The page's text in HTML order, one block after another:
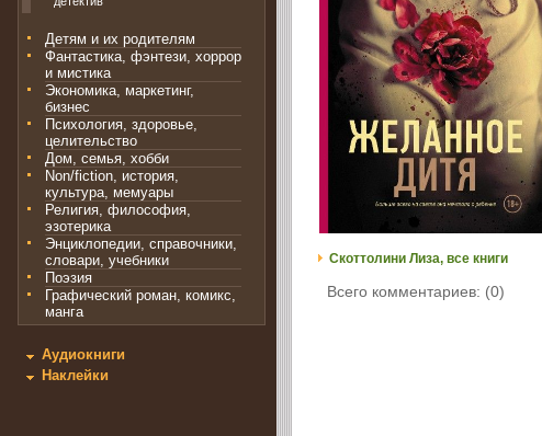
Детям и их родителям
Фантастика, фэнтези, хоррор
и мистика
Экономика, маркетинг,
бизнес
Психология, здоровье,
целительство
Дом, семья, хобби
Non/fiction, история,
культура, мемуары
Религия, философия,
эзотерика
Энциклопедии, справочники,
словари, учебники
Поэзия
Графический роман, комикс,
манга
Аудиокниги
Наклейки
Скоттолини Лиза, все книги
Всего комментариев: (0)